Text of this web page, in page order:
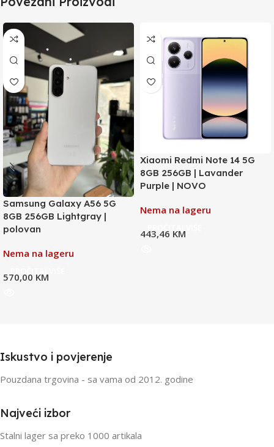
Samsung Galaxy A56 5G
8GB 256GB Lightgray |
polovan
Nema na lageru
570,00 KM
Xiaomi Redmi Note 14 5G
8GB 256GB | Lavander
Purple | NOVO
Nema na lageru
443,46 KM
Iskustvo i povjerenje
Pouzdana trgovina - sa vama od 2012. godine
Najveći izbor
Stalni lager sa preko 1000 artikala